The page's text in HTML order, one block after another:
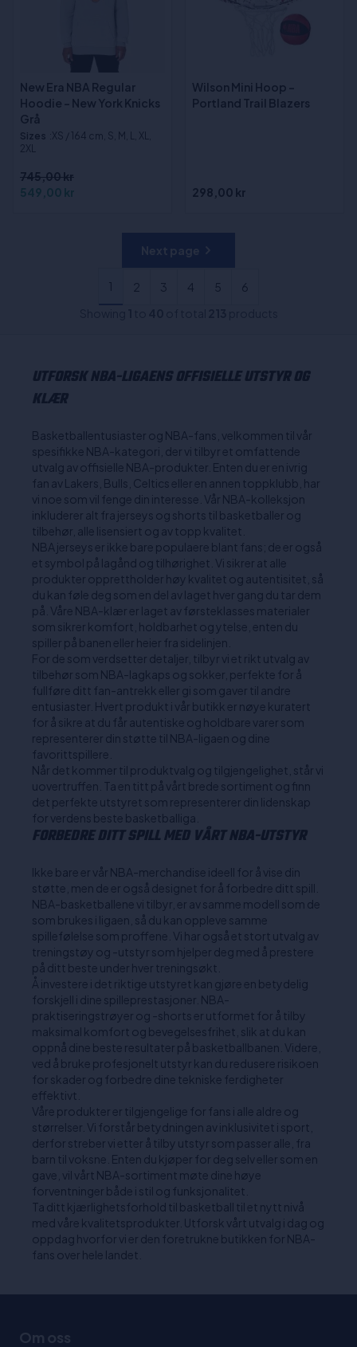
New Era NBA Regular
Hoodie - New York Knicks
Grå
Sizes :XS / 164 cm, S, M, L, XL,
2XL
745,00 kr
549,00 kr
Wilson Mini Hoop -
Portland Trail Blazers
298,00 kr
1 2 3 4 5
6
UTFORSK NBA-LIGAENS OFFISIELLE UTSTYR OG
KLÆR
Basketballentusiaster og NBA-fans, velkommen til vår
spesifikke NBA-kategori, der vi tilbyr et omfattende
utvalg av offisielle NBA-produkter. Enten du er en ivrig
fan av Lakers, Bulls, Celtics eller en annen toppklubb, har
vi noe som vil fenge din interesse. Vår NBA-kolleksjon
inkluderer alt fra jerseys og shorts til basketballer og
tilbehør, alle lisensiert og av topp kvalitet.
NBA jerseys er ikke bare populaere blant fans; de er også
et symbol på lagånd og tilhørighet. Vi sikrer at alle
produkter opprettholder høy kvalitet og autentisitet, så
du kan føle deg som en del av laget hver gang du tar dem
på. Våre NBA-klær er laget av førsteklasses materialer
som sikrer komfort, holdbarhet og ytelse, enten du
spiller på banen eller heier fra sidelinjen.
For de som verdsetter detaljer, tilbyr vi et rikt utvalg av
tilbehør som NBA-lagkaps og sokker, perfekte for å
fullføre ditt fan-antrekk eller gi som gaver til andre
entusiaster. Hvert produkt i vår butikk er nøye kuratert
for å sikre at du får autentiske og holdbare varer som
representerer din støtte til NBA-ligaen og dine
favorittspillere.
Når det kommer til produktvalg og tilgjengelighet, står vi
uovertruffen. Ta en titt på vårt brede sortiment og finn
det perfekte utstyret som representerer din lidenskap
for verdens beste basketballiga.
FORBEDRE DITT SPILL MED VÅRT NBA-UTSTYR
Ikke bare er vår NBA-merchandise ideell for å vise din
støtte, men de er også designet for å forbedre ditt spill.
NBA-basketballene vi tilbyr, er av samme modell som de
som brukes i ligaen, så du kan oppleve samme
spillefølelse som proffene. Vi har også et stort utvalg av
treningstøy og -utstyr som hjelper deg med å prestere
på ditt beste under hver treningsøkt.
Å investere i det riktige utstyret kan gjøre en betydelig
forskjell i dine spilleprestasjoner. NBA-
praktiseringstrøyer og -shorts er utformet for å tilby
maksimal komfort og bevegelsesfrihet, slik at du kan
oppnå dine beste resultater på basketballbanen. Videre,
ved å bruke profesjonelt utstyr kan du redusere risikoen
for skader og forbedre dine tekniske ferdigheter
effektivt.
Våre produkter er tilgjengelige for fans i alle aldre og
størrelser. Vi forstår betydningen av inklusivitet i sport,
derfor streber vi etter å tilby utstyr som passer alle, fra
barn til voksne. Enten du kjøper for deg selv eller som en
gave, vil vårt NBA-sortiment møte dine høye
forventninger både i stil og funksjonalitet.
Ta ditt kjærlighetsforhold til basketball til et nytt nivå
med våre kvalitetsprodukter. Utforsk vårt utvalg i dag og
oppdag hvorfor vi er den foretrukne butikken for NBA-
fans over hele landet.
Om oss